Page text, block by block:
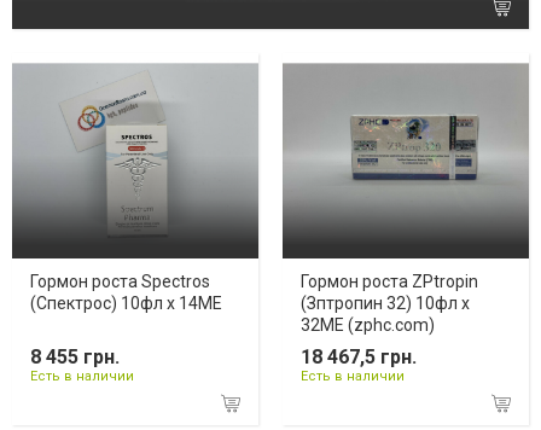
Гормон роста Spectros
(Спектрос) 10фл х 14МЕ
8 455 грн.
Есть в наличии
Гормон роста ZPtropin
(Зптропин 32) 10фл х
32ME (zphc.com)
18 467,5 грн.
Есть в наличии